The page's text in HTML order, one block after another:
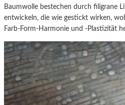
Baumwolle bestechen durch filigrane
entwickeln, die wie gestickt wirken,
Farb-Form-Harmonie und -Plastizität